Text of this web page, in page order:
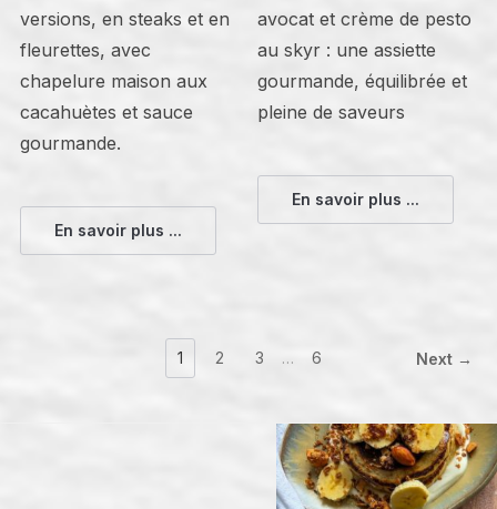
versions, en steaks et en
fleurettes, avec
chapelure maison aux
cacahuètes et sauce
gourmande.
En savoir plus ...
avocat et crème de pesto
au skyr : une assiette
gourmande, équilibrée et
pleine de saveurs
En savoir plus ...
1 2 3 … 6 Next →